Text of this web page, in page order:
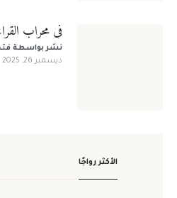
في محراب
نشر بواسطة
ديسمبر 26, 2025
الأكثر رواجًا
أوافق وألتزم بضوابط العضوية،